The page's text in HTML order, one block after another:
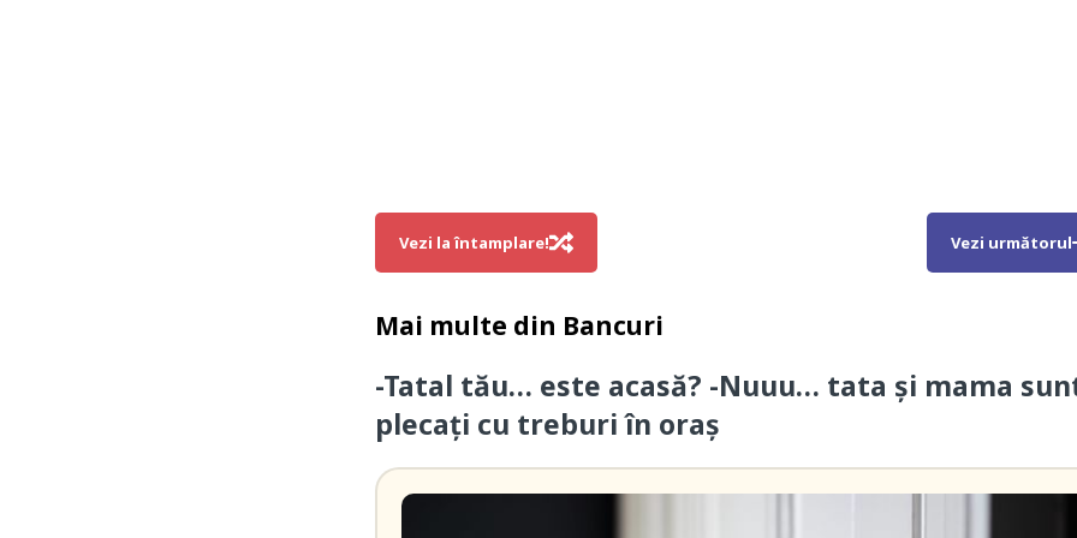
Vezi la întamplare! Vezi următorul
Mai multe din Bancuri
-Tatal tău… este acasă? -Nuuu… tata și mama
plecați cu treburi în oraș